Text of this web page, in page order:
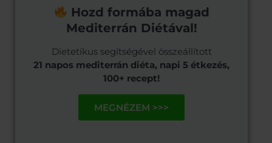
Hozd formába magad
Mediterrán Diétával!
Dietetikus segítségével összeállított
21 napos mediterrán diéta, napi 5 étkezés,
100+ recept!
MEGNÉZEM >>>